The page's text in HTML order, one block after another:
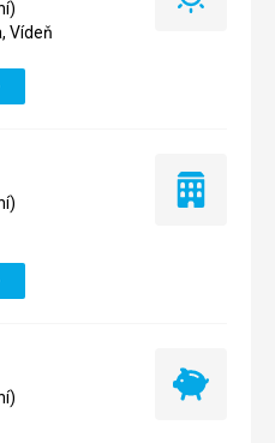
Vídeň
Léto
Pouze
Nejlevnější